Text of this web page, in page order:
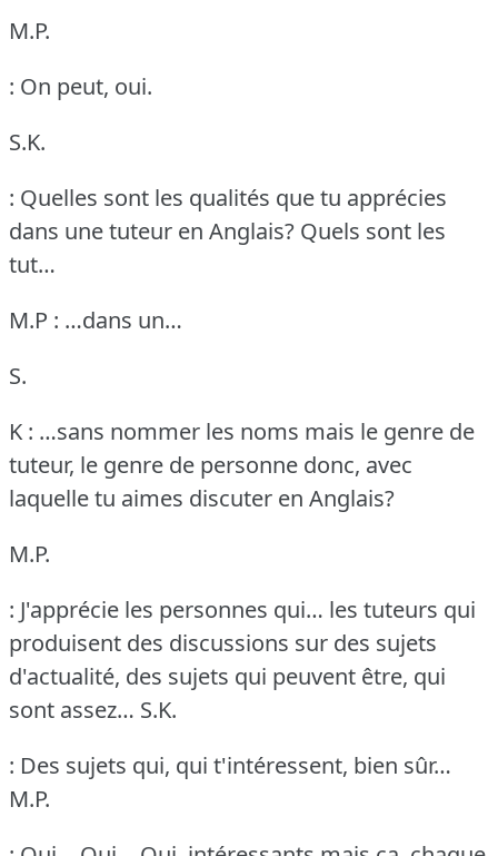
M.P.
: On peut, oui.
S.K.
: Quelles sont les qualités que tu apprécies
dans une tuteur en Anglais? Quels sont les
tut…
M.P : …dans un…
S.
K : …sans nommer les noms mais le genre de
tuteur, le genre de personne donc, avec
laquelle tu aimes discuter en Anglais?
M.P.
: J'apprécie les personnes qui… les tuteurs qui
produisent des discussions sur des sujets
d'actualité, des sujets qui peuvent être, qui
sont assez… S.K.
: Des sujets qui, qui t'intéressent, bien sûr…
M.P.